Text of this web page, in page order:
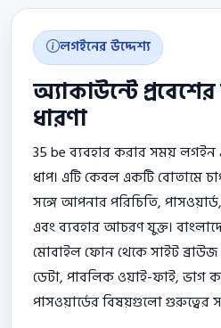
লগইনের উদ্দেশ্য
অ্যাকাউন্টে
ধারণা
35 be ব্যবহার করার সময় লগইন
ধাপ। এটি কেবল একটি বোতামে
সঙ্গে আপনার পরিচিতি,
এবং ব্যবহার আচরণ যুক্ত।
মোবাইল ফোন থেকে সাইট
ডেটা, পাবলিক ওয়াই-ফাই, ভাগ
পাসওয়ার্ডের বিষয়গুলো গুরুত্বের